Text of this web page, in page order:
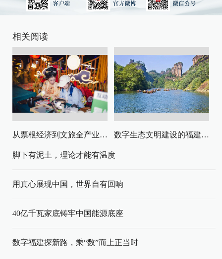
相关阅读
从票根经济到文旅全产业链升级 数字生态文明建设的福建路径与启示
脚下有泥土，理论才能有温度
用真心展现中国，世界自有回响
40亿千瓦家底铸牢中国能源底座
数字福建探新路，乘“数”而上正当时